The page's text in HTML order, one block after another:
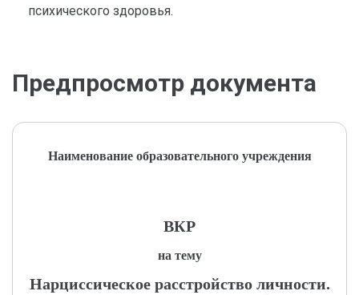
психического здоровья.
Предпросмотр документа
Наименование образовательного учреждения
ВКР
на тему
Нарциссическое расстройство личности.